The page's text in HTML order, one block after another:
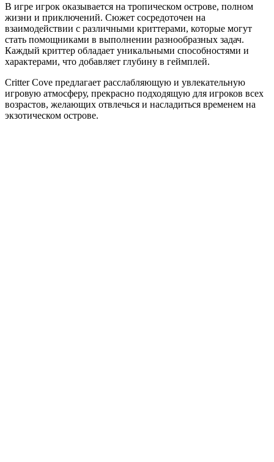
В игре игрок оказывается на тропическом острове, полном
жизни и приключений. Сюжет сосредоточен на
взаимодействии с различными криттерами, которые могут
стать помощниками в выполнении разнообразных задач.
Каждый криттер обладает уникальными способностями и
характерами, что добавляет глубину в геймплей.
Critter Cove предлагает расслабляющую и увлекательную
игровую атмосферу, прекрасно подходящую для игроков всех
возрастов, желающих отвлечься и насладиться временем на
экзотическом острове.